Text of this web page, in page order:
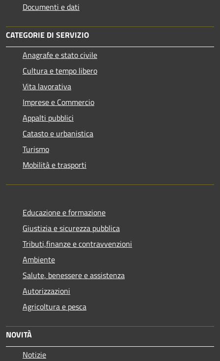
Documenti e dati
CATEGORIE DI SERVIZIO
Anagrafe e stato civile
Cultura e tempo libero
Vita lavorativa
Imprese e Commercio
Appalti pubblici
Catasto e urbanistica
Turismo
Mobilità e trasporti
Educazione e formazione
Giustizia e sicurezza pubblica
Tributi,finanze e contravvenzioni
Ambiente
Salute, benessere e assistenza
Autorizzazioni
Agricoltura e pesca
NOVITÀ
Notizie